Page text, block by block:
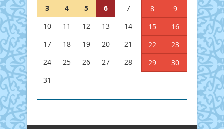
3
4 5 6 7 8
9
10
11 12 13 14 15
16
17
18 19 20 21 22
23
24
25 26 27 28 29
30
31